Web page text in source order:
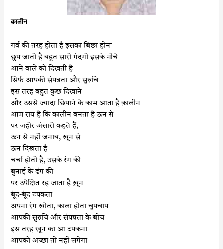
क़ालीन
गर्व की तरह होता है इसका बिछा होना
छुप जाती है बहुत सारी गंदगी इसके नीचे
आने वाले को दिखती है
सिर्फ आपकी संपन्नता और सुरुचि
इस तरह बहुत कुछ दिखाने
और उससे ज्यादा छिपाने के काम आता है क़ालीन
आम राय है कि कालीन बनता है ऊन से
पर जहीर अंसारी कहते हैं,
ऊन से नहीं जनाब, खून से
ऊन दिखता है
चर्चा होती है, उसके रंग की
बुनाई के ढंग की
पर उपेक्षित रह जाता है ख़ून
बूंद-बूंद टपकता
अपना रंग खोता, काला होता चुपचाप
आपकी सुरुचि और संपन्नता के बीच
इस तरह खून का आ टपकना
आपको अच्छा तो नहीं लगेगा